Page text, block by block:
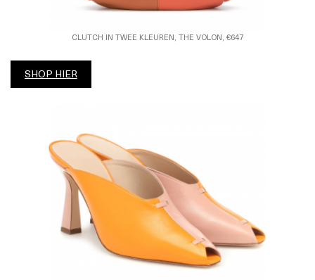
CLUTCH IN TWEE KLEUREN, THE VOLON, €647
SHOP HIER